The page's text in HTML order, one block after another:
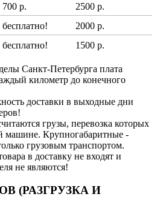
700 р.
2500 р.
бесплатно!
2000 р.
бесплатно! 1500 р.
Санкт-Петербурга плата
километр до конечного
доставки в выходные дни
грузы, перевозка которых
машине. Крупногабаритные -
грузовым транспортом.
в доставку не входят и
не являются!
(РАЗГРУЗКА И